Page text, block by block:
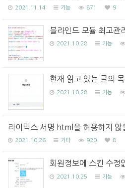
2021.11.14 기능 871 9
블라인드 모듈 최고관
2021.10.28 기능
현재 읽고 있는 글의
2021.10.28 기능
라이믹스 서명 html을 허용하지 않
2021.10.26 기타 920 8
회원정보에 스킨 수정
2021.10.25 기능